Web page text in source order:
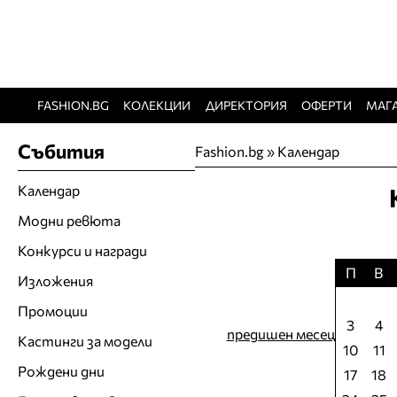
FASHION.BG КОЛЕКЦИИ ДИРЕКТОРИЯ ОФЕРТИ
Fashion.bg» Календар
предишен месец
П
В
3
4
10
11
17
18
Събития
Календар
Модни ревюта
Конкурси и награди
Изложения
Промоции
Кастинги за модели
Рождени дни